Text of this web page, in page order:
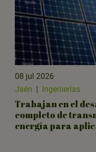
08 jul 2026
Jaén | Ingenierías
Trabajan en el
completo de
energía para